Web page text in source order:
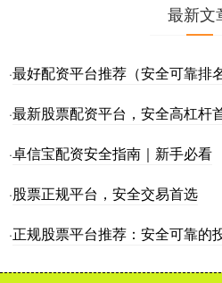
最新文
·最好配资平台推荐（安全可靠排名
·最新股票配资平台，安全高杠杆
·卓信宝配资安全指南｜新手必看
·股票正规平台，安全交易首选
·正规股票平台推荐：安全可靠的